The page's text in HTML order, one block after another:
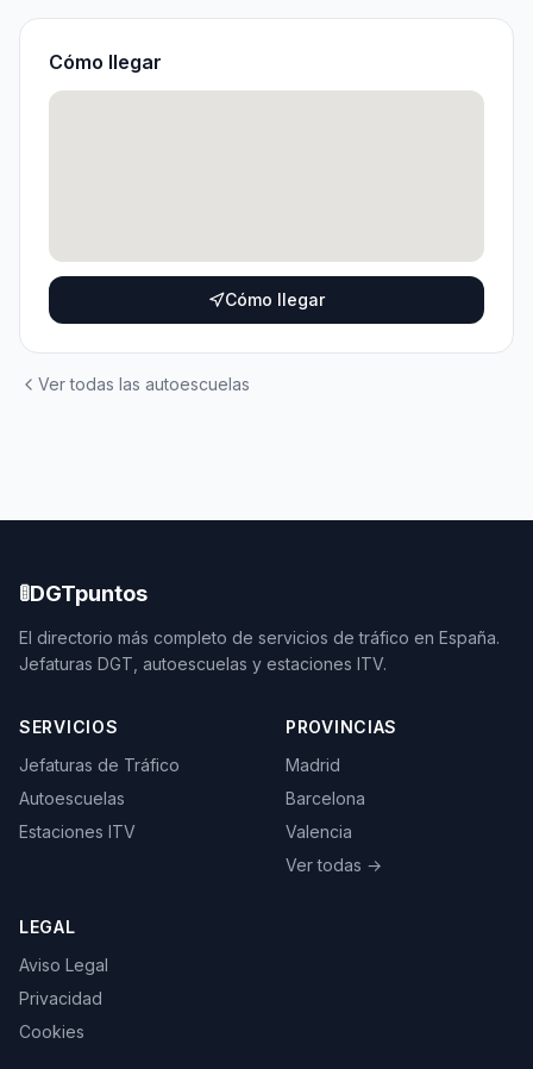
Cómo llegar
Cómo llegar
Ver todas las autoescuelas
🚦DGTpuntos
El directorio más completo de servicios de tráfico en España.
Jefaturas DGT, autoescuelas y estaciones ITV.
SERVICIOS
Jefaturas de Tráfico
Autoescuelas
Estaciones ITV
PROVINCIAS
Madrid
Barcelona
Valencia
Ver todas →
LEGAL
Aviso Legal
Privacidad
Cookies